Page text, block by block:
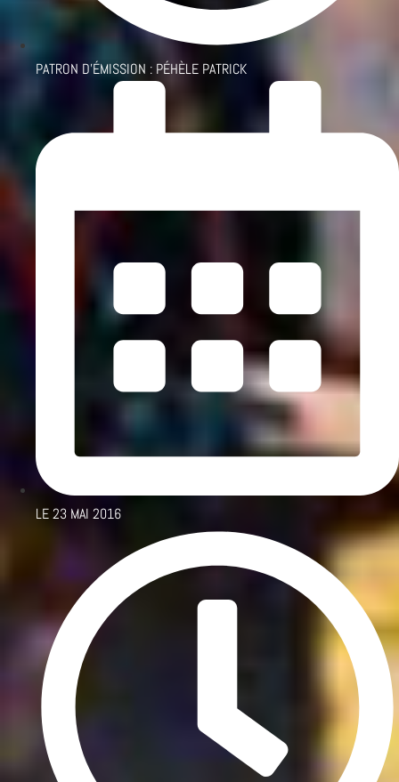
PATRON D'ÉMISSION : PÉHÈLE PATRICK
LE23 MAI 2016